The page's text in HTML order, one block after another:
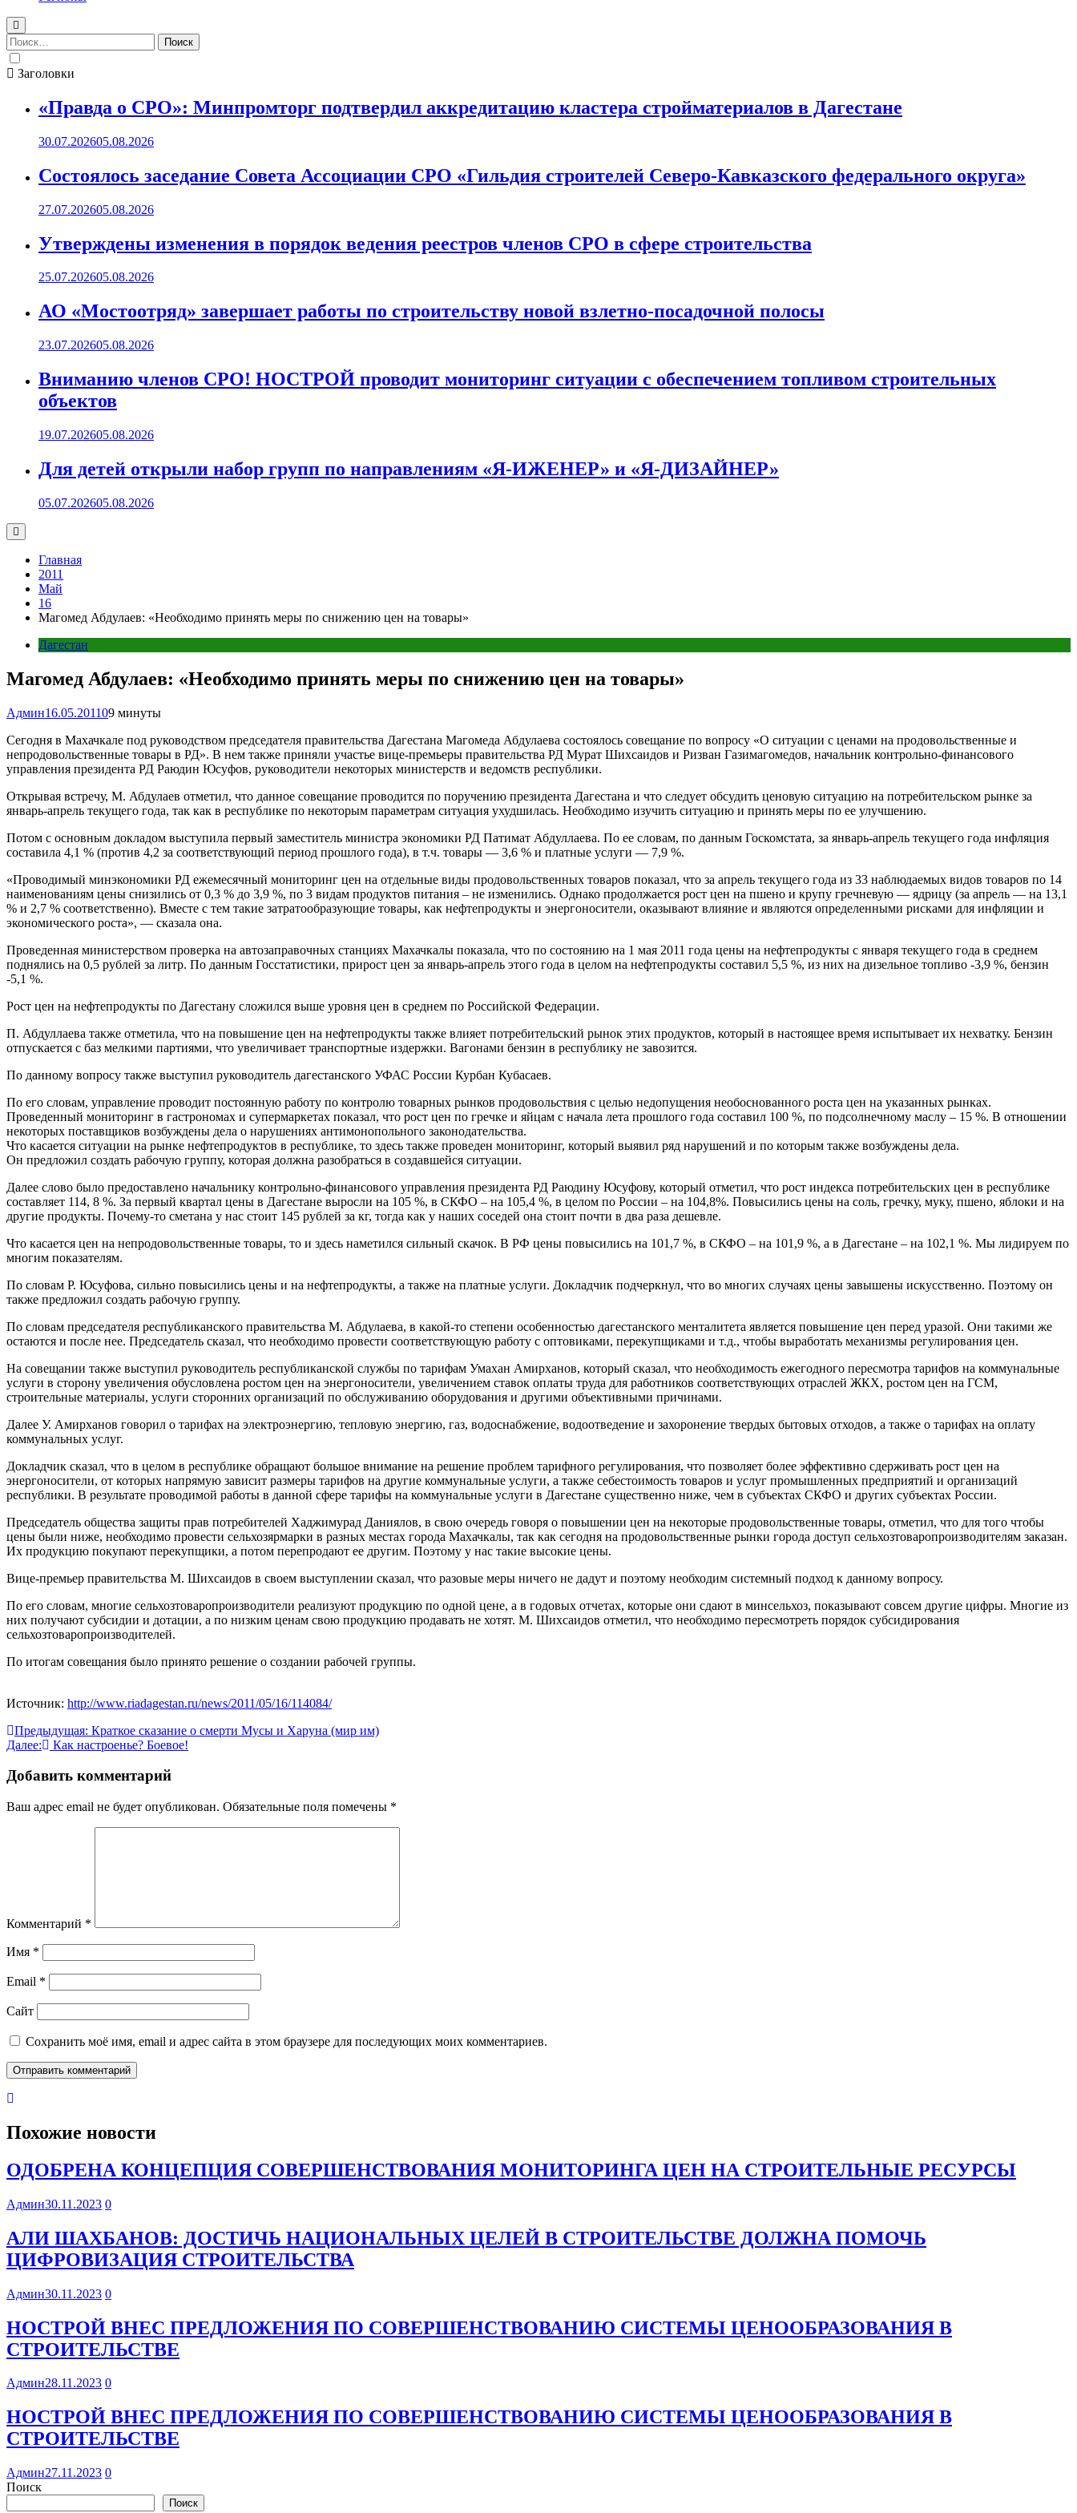
Найти:
Заголовки
«Правда о СРО»: Минпромторг подтвердил аккредитацию кластера стройматериалов в Дагестане
30.07.202605.08.2026
Состоялось заседание Совета Ассоциации СРО «Гильдия строителей Северо-Кавказского федерального округа»
27.07.202605.08.2026
Утверждены изменения в порядок ведения реестров членов СРО в сфере строительства
25.07.202605.08.2026
АО «Мостоотряд» завершает работы по строительству новой взлетно-посадочной полосы
23.07.202605.08.2026
Вниманию членов СРО! НОСТРОЙ проводит мониторинг ситуации с обеспечением топливом строительных
объектов
19.07.202605.08.2026
Для детей открыли набор групп по направлениям «Я-ИЖЕНЕР» и «Я-ДИЗАЙНЕР»
05.07.202605.08.2026
Главная
2011
Май
16
Магомед Абдулаев: «Необходимо принять меры по снижению цен на товары»
Дагестан
Магомед Абдулаев: «Необходимо принять меры по снижению цен на товары»
Админ16.05.201109 минуты
Сегодня в Махачкале под руководством председателя правительства Дагестана Магомеда Абдулаева состоялось совещание по вопросу «О ситуации с ценами на продовольственные и
непродовольственные товары в РД». В нем также приняли участье вице-премьеры правительства РД Мурат Шихсаидов и Ризван Газимагомедов, начальник контрольно-финансового
управления президента РД Раюдин Юсуфов, руководители некоторых министерств и ведомств республики.
Открывая встречу, М. Абдулаев отметил, что данное совещание проводится по поручению президента Дагестана и что следует обсудить ценовую ситуацию на потребительском рынке за
январь-апрель текущего года, так как в республике по некоторым параметрам ситуация ухудшилась. Необходимо изучить ситуацию и принять меры по ее улучшению.
Потом с основным докладом выступила первый заместитель министра экономики РД Патимат Абдуллаева. По ее словам, по данным Госкомстата, за январь-апрель текущего года инфляция
составила 4,1 % (против 4,2 за соответствующий период прошлого года), в т.ч. товары — 3,6 % и платные услуги — 7,9 %.
«Проводимый минэкономики РД ежемесячный мониторинг цен на отдельные виды продовольственных товаров показал, что за апрель текущего года из 33 наблюдаемых видов товаров по 14
наименованиям цены снизились от 0,3 % до 3,9 %, по 3 видам продуктов питания – не изменились. Однако продолжается рост цен на пшено и крупу гречневую — ядрицу (за апрель — на 13,1
% и 2,7 % соответственно). Вместе с тем такие затратообразующие товары, как нефтепродукты и энергоносители, оказывают влияние и являются определенными рисками для инфляции и
экономического роста», — сказала она.
Проведенная министерством проверка на автозаправочных станциях Махачкалы показала, что по состоянию на 1 мая 2011 года цены на нефтепродукты с января текущего года в среднем
поднялись на 0,5 рублей за литр. По данным Госстатистики, прирост цен за январь-апрель этого года в целом на нефтепродукты составил 5,5 %, из них на дизельное топливо -3,9 %, бензин
-5,1 %.
Рост цен на нефтепродукты по Дагестану сложился выше уровня цен в среднем по Российской Федерации.
П. Абдуллаева также отметила, что на повышение цен на нефтепродукты также влияет потребительский рынок этих продуктов, который в настоящее время испытывает их нехватку. Бензин
отпускается с баз мелкими партиями, что увеличивает транспортные издержки. Вагонами бензин в республику не завозится.
По данному вопросу также выступил руководитель дагестанского УФАС России Курбан Кубасаев.
По его словам, управление проводит постоянную работу по контролю товарных рынков продовольствия с целью недопущения необоснованного роста цен на указанных рынках.
Проведенный мониторинг в гастрономах и супермаркетах показал, что рост цен по гречке и яйцам с начала лета прошлого года составил 100 %, по подсолнечному маслу – 15 %. В отношении
некоторых поставщиков возбуждены дела о нарушениях антимонопольного законодательства.
Что касается ситуации на рынке нефтепродуктов в республике, то здесь также проведен мониторинг, который выявил ряд нарушений и по которым также возбуждены дела.
Он предложил создать рабочую группу, которая должна разобраться в создавшейся ситуации.
Далее слово было предоставлено начальнику контрольно-финансового управления президента РД Раюдину Юсуфову, который отметил, что рост индекса потребительских цен в республике
составляет 114, 8 %. За первый квартал цены в Дагестане выросли на 105 %, в СКФО – на 105,4 %, в целом по России – на 104,8%. Повысились цены на соль, гречку, муку, пшено, яблоки и на
другие продукты. Почему-то сметана у нас стоит 145 рублей за кг, тогда как у наших соседей она стоит почти в два раза дешевле.
Что касается цен на непродовольственные товары, то и здесь наметился сильный скачок. В РФ цены повысились на 101,7 %, в СКФО – на 101,9 %, а в Дагестане – на 102,1 %. Мы лидируем по
многим показателям.
По словам Р. Юсуфова, сильно повысились цены и на нефтепродукты, а также на платные услуги. Докладчик подчеркнул, что во многих случаях цены завышены искусственно. Поэтому он
также предложил создать рабочую группу.
По словам председателя республиканского правительства М. Абдулаева, в какой-то степени особенностью дагестанского менталитета является повышение цен перед уразой. Они такими же
остаются и после нее. Председатель сказал, что необходимо провести соответствующую работу с оптовиками, перекупщиками и т.д., чтобы выработать механизмы регулирования цен.
На совещании также выступил руководитель республиканской службы по тарифам Умахан Амирханов, который сказал, что необходимость ежегодного пересмотра тарифов на коммунальные
услуги в сторону увеличения обусловлена ростом цен на энергоносители, увеличением ставок оплаты труда для работников соответствующих отраслей ЖКХ, ростом цен на ГСМ,
строительные материалы, услуги сторонних организаций по обслуживанию оборудования и другими объективными причинами.
Далее У. Амирханов говорил о тарифах на электроэнергию, тепловую энергию, газ, водоснабжение, водоотведение и захоронение твердых бытовых отходов, а также о тарифах на оплату
коммунальных услуг.
Докладчик сказал, что в целом в республике обращают большое внимание на решение проблем тарифного регулирования, что позволяет более эффективно сдерживать рост цен на
энергоносители, от которых напрямую зависит размеры тарифов на другие коммунальные услуги, а также себестоимость товаров и услуг промышленных предприятий и организаций
республики. В результате проводимой работы в данной сфере тарифы на коммунальные услуги в Дагестане существенно ниже, чем в субъектах СКФО и других субъектах России.
Председатель общества защиты прав потребителей Хаджимурад Даниялов, в свою очередь говоря о повышении цен на некоторые продовольственные товары, отметил, что для того чтобы
цены были ниже, необходимо провести сельхозярмарки в разных местах города Махачкалы, так как сегодня на продовольственные рынки города доступ сельхозтоваропроизводителям заказан.
Их продукцию покупают перекупщики, а потом перепродают ее другим. Поэтому у нас такие высокие цены.
Вице-премьер правительства М. Шихсаидов в своем выступлении сказал, что разовые меры ничего не дадут и поэтому необходим системный подход к данному вопросу.
По его словам, многие сельхозтоваропроизводители реализуют продукцию по одной цене, а в годовых отчетах, которые они сдают в минсельхоз, показывают совсем другие цифры. Многие из
них получают субсидии и дотации, а по низким ценам свою продукцию продавать не хотят. М. Шихсаидов отметил, что необходимо пересмотреть порядок субсидирования
сельхозтоваропроизводителей.
По итогам совещания было принято решение о создании рабочей группы.
Источник: http://www.riadagestan.ru/news/2011/05/16/114084/
Навигация
по
записям
Предыдущая: Краткое сказание о смерти Мусы и Харуна (мир им)
Далее:
Как настроенье? Боевое!
Добавить комментарий
Ваш адрес email не будет опубликован. Обязательные поля помечены *
Комментарий *
Имя *
Email *
Сайт
Сохранить моё имя, email и адрес сайта в этом браузере для последующих моих комментариев.
Похожие новости
ОДОБРЕНА КОНЦЕПЦИЯ СОВЕРШЕНСТВОВАНИЯ МОНИТОРИНГА ЦЕН НА СТРОИТЕЛЬНЫЕ РЕСУРСЫ
Админ30.11.2023 0
АЛИ ШАХБАНОВ: ДОСТИЧЬ НАЦИОНАЛЬНЫХ ЦЕЛЕЙ В СТРОИТЕЛЬСТВЕ ДОЛЖНА ПОМОЧЬ
ЦИФРОВИЗАЦИЯ СТРОИТЕЛЬСТВА
Админ30.11.2023 0
НОСТРОЙ ВНЕС ПРЕДЛОЖЕНИЯ ПО СОВЕРШЕНСТВОВАНИЮ СИСТЕМЫ ЦЕНООБРАЗОВАНИЯ В
СТРОИТЕЛЬСТВЕ
Админ28.11.2023 0
НОСТРОЙ ВНЕС ПРЕДЛОЖЕНИЯ ПО СОВЕРШЕНСТВОВАНИЮ СИСТЕМЫ ЦЕНООБРАЗОВАНИЯ В
СТРОИТЕЛЬСТВЕ
Админ27.11.2023 0
Поиск
Поиск